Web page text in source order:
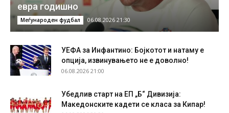
евра годишно
Меѓународен фудбал 06.08.2026 21:30
УЕФА за Инфантино: Бојкотот и натаму е
опција, извинувањето не е доволно!
06.08.2026 21:00
Убедлив старт на ЕП „Б“ Дивизија:
Македонските кадети се класа за Кипар!